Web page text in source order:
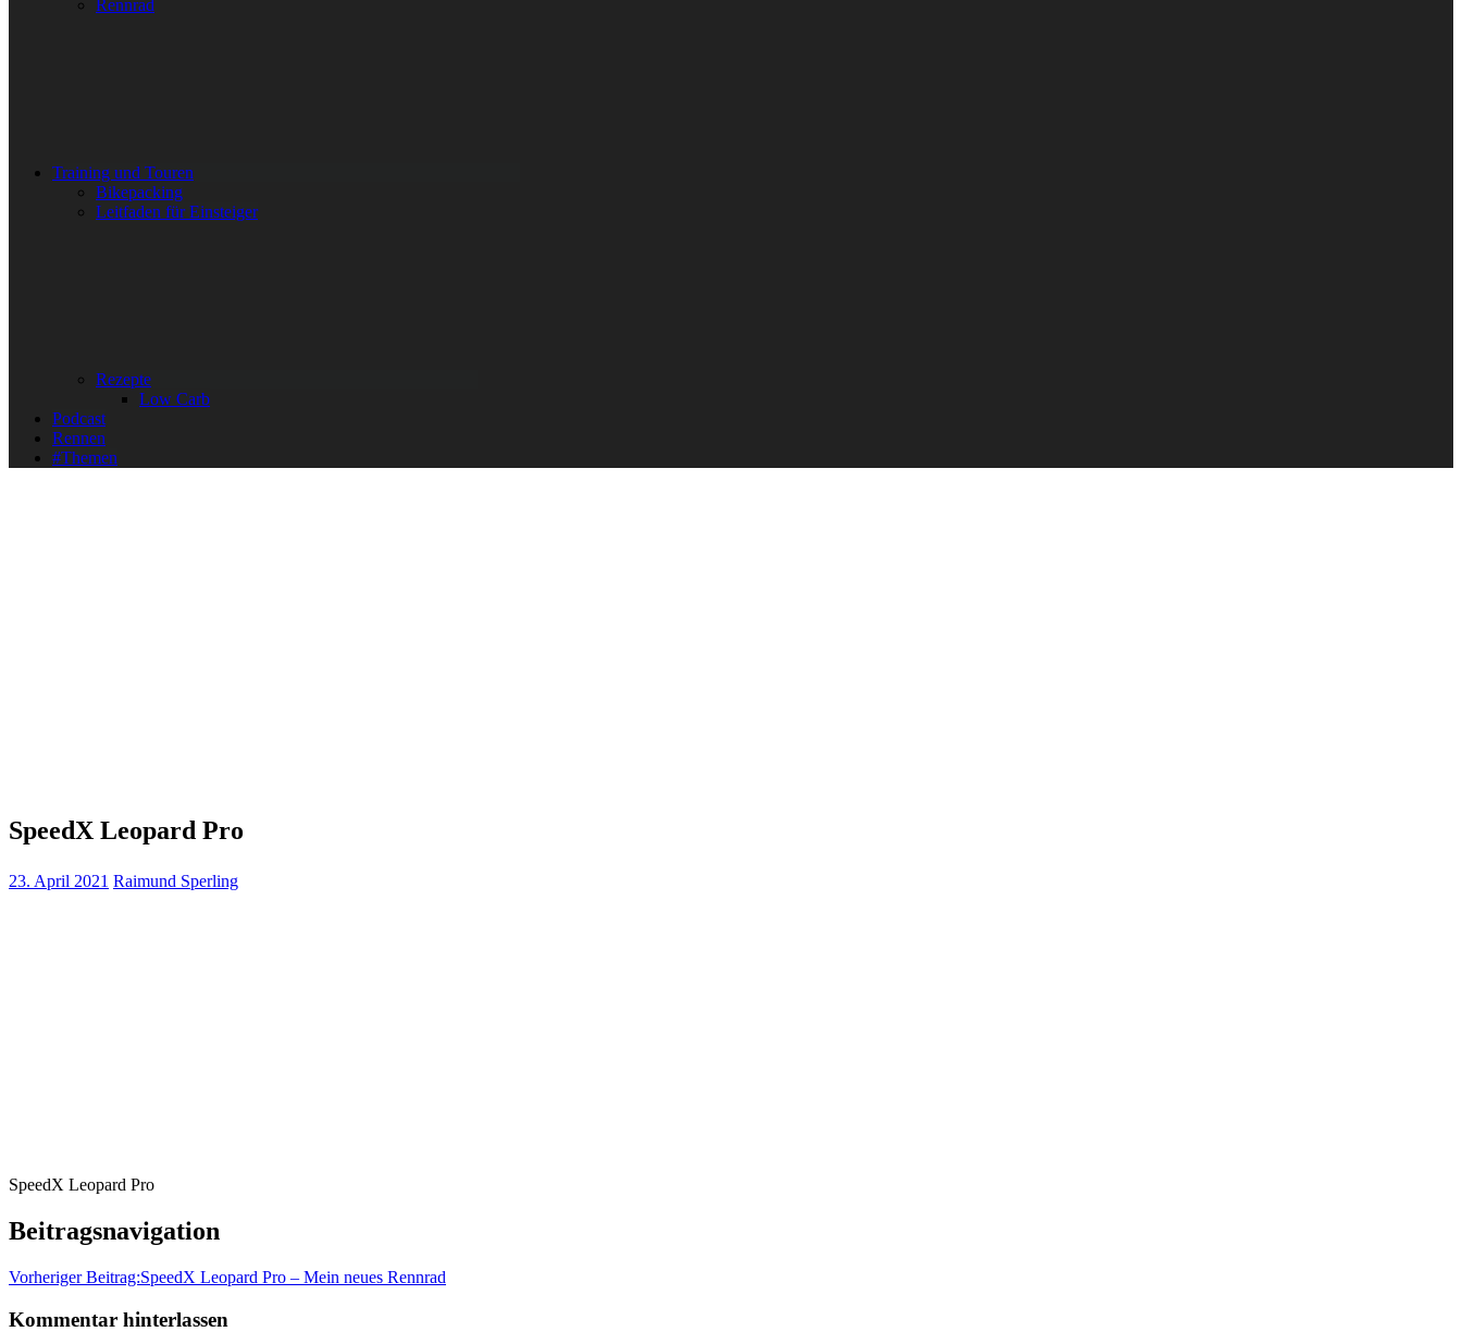
Rennrad
Training und Touren
Bikepacking
Leitfaden für Einsteiger
Rezepte
Low Carb
Podcast
Rennen
#Themen
SpeedX Leopard Pro
23. April 2021 Raimund Sperling
SpeedX Leopard Pro
Beitragsnavigation
Vorheriger Beitrag:SpeedX Leopard Pro – Mein neues Rennrad
Kommentar hinterlassen